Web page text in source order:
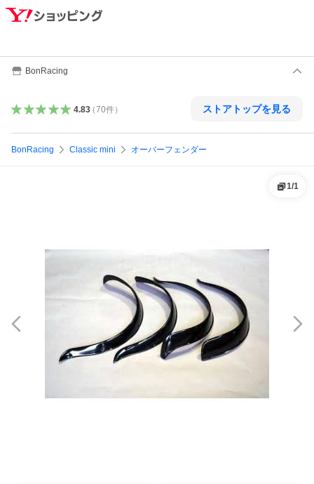
BonRacing
4.83（70件） ストアトップを見る
BonRacing Classic mini オーバーフェンダー
1/1